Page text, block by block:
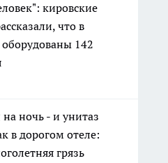
кировские
что в
142
на ночь - и унитаз
в дорогом отеле:
грязь